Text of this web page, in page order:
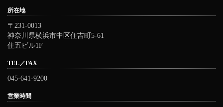
所在地
〒231-0013
神奈川県横浜市中区住吉町5-61
住五ビル1F
TEL／FAX
045-641-9200
営業時間